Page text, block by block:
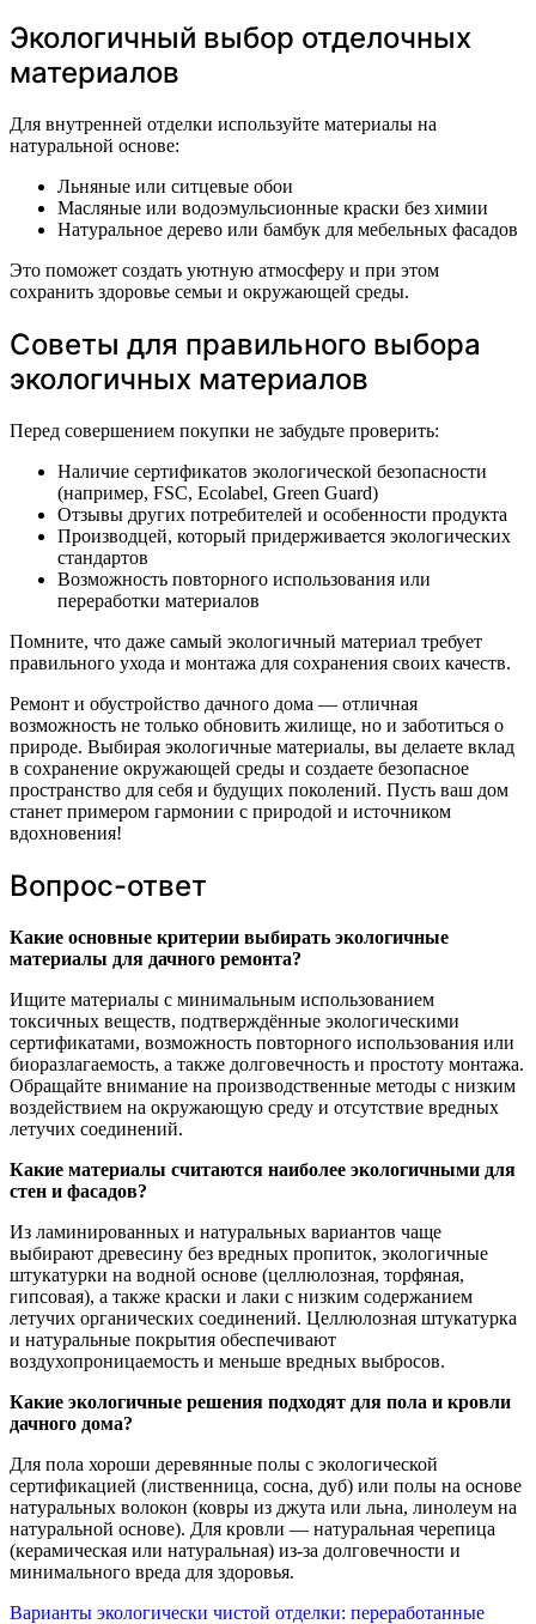
Экологичный выбор отделочных
материалов
Для внутренней отделки используйте материалы на
натуральной основе:
Льняные или ситцевые обои
Масляные или водоэмульсионные краски без химии
Натуральное дерево или бамбук для мебельных фасадов
Это поможет создать уютную атмосферу и при этом
сохранить здоровье семьи и окружающей среды.
Советы для правильного выбора
экологичных материалов
Перед совершением покупки не забудьте проверить:
Наличие сертификатов экологической безопасности
(например, FSC, Ecolabel, Green Guard)
Отзывы других потребителей и особенности продукта
Производцей, который придерживается экологических
стандартов
Возможность повторного использования или
переработки материалов
Помните, что даже самый экологичный материал требует
правильного ухода и монтажа для сохранения своих качеств.
Ремонт и обустройство дачного дома — отличная
возможность не только обновить жилище, но и заботиться о
природе. Выбирая экологичные материалы, вы делаете вклад
в сохранение окружающей среды и создаете безопасное
пространство для себя и будущих поколений. Пусть ваш дом
станет примером гармонии с природой и источником
вдохновения!
Вопрос-ответ
Какие основные критерии выбирать экологичные
материалы для дачного ремонта?
Ищите материалы с минимальным использованием
токсичных веществ, подтверждённые экологическими
сертификатами, возможность повторного использования или
биоразлагаемость, а также долговечность и простоту монтажа.
Обращайте внимание на производственные методы с низким
воздействием на окружающую среду и отсутствие вредных
летучих соединений.
Какие материалы считаются наиболее экологичными для
стен и фасадов?
Из ламинированных и натуральных вариантов чаще
выбирают древесину без вредных пропиток, экологичные
штукатурки на водной основе (целлюлозная, торфяная,
гипсовая), а также краски и лаки с низким содержанием
летучих органических соединений. Целлюлозная штукатурка
и натуральные покрытия обеспечивают
воздухопроницаемость и меньше вредных выбросов.
Какие экологичные решения подходят для пола и кровли
дачного дома?
Для пола хороши деревянные полы с экологической
сертификацией (лиственница, сосна, дуб) или полы на основе
натуральных волокон (ковры из джута или льна, линолеум на
натуральной основе). Для кровли — натуральная черепица
(керамическая или натуральная) из-за долговечности и
минимального вреда для здоровья.
Варианты экологически чистой отделки: переработанные